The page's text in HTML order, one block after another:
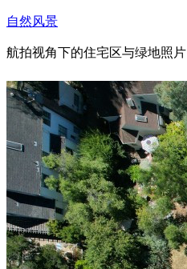
自然风景
航拍视角下的住宅区与绿地照片